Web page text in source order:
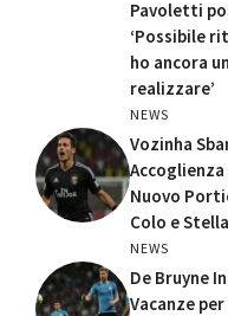
Pavoletti
‘Possibile
ho ancora
realizzare’
NEWS
Vozinha
Nuovo
Colo e
NEWS
De Bruyne
Vacanze